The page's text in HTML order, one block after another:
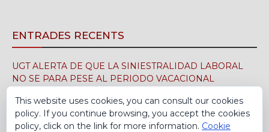
ENTRADES RECENTS
UGT ALERTA DE QUE LA SINIESTRALIDAD LABORAL
NO SE PARA PESE AL PERIODO VACACIONAL
UGT FICA FIRMA EN EL SIMA EL CONVENIO
COLECTIVO DE LA INDUSTRIA DEL CALZADO PARA EL
This website uses cookies, you can consult our cookies
policy. If you continue browsing, you accept the cookies
policy, click on the link for more information. Cookie